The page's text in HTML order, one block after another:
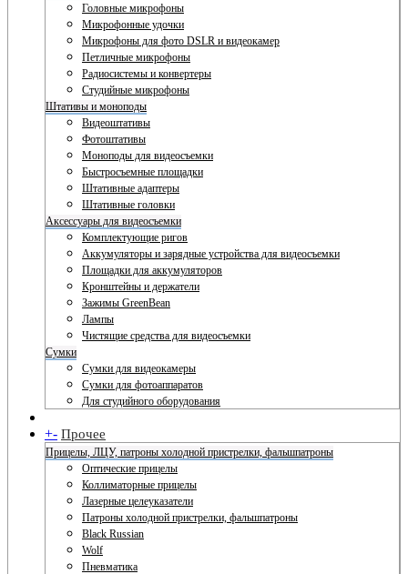
Головные микрофоны
Микрофонные удочки
Микрофоны для фото DSLR и видеокамер
Петличные микрофоны
Радиосистемы и конвертеры
Студийные микрофоны
Штативы и моноподы
Видеоштативы
Фотоштативы
Моноподы для видеосъемки
Быстросъемные площадки
Штативные адаптеры
Штативные головки
Аксессуары для видеосъемки
Комплектующие ригов
Аккумуляторы и зарядные устройства для видеосъемки
Площадки для аккумуляторов
Кронштейны и держатели
Зажимы GreenBean
Лампы
Чистящие средства для видеосъемки
Сумки
Сумки для видеокамеры
Сумки для фотоаппаратов
Для студийного оборудования
+- Прочее
Прицелы, ЛЦУ, патроны холодной пристрелки, фальшпатроны
Оптические прицелы
Коллиматорные прицелы
Лазерные целеуказатели
Патроны холодной пристрелки, фальшпатроны
Black Russian
Wolf
Пневматика